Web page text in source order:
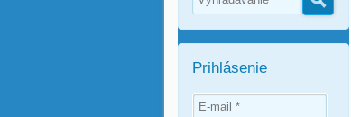
Prihlásenie